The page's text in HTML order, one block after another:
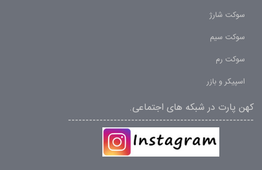
سوکت شارژ
سوکت سیم
سوکت رم
اسپیکر و بازر
کهن پارت در شبکه های اجتماعی.
-----------------------------------------------------